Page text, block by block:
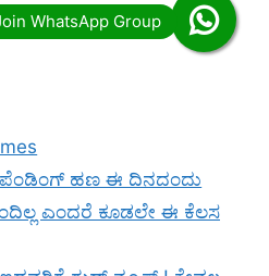
ಹಣ ಈ ದಿನದಂದು
ಎಂದರೆ ಕೂಡಲೇ ಈ ಕೆಲಸ